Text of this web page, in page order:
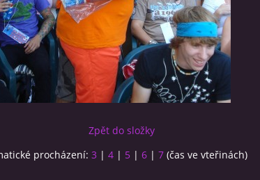
Zpět do složky
procházení: 3 | 4 | 5 | 6 | 7 (čas ve vteřinách)